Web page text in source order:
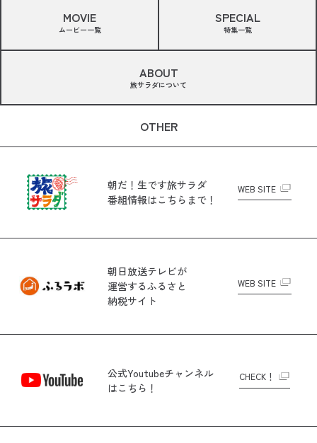
MOVIE
ムービー一覧
SPECIAL
特集一覧
ABOUT
旅サラダについて
OTHER
朝だ！生です旅サラダ
番組情報はこちらまで！
WEB SITE
朝日放送テレビが
運営するふるさと
納税サイト
WEB SITE
公式Youtubeチャンネル
はこちら！
CHECK！